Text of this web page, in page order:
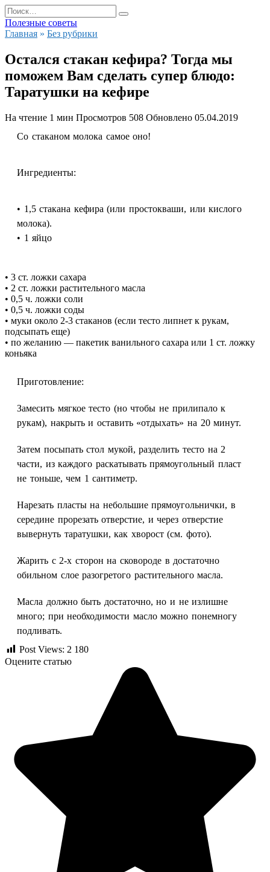
Перейти
к
содержанию
Search
for:
Полезные советы
Главная » Без рубрики
Остался стакан кефира? Тогда мы
поможем Вам сделать супер блюдо:
Таратушки на кефире
На чтение 1 мин Просмотров 508 Обновлено 05.04.2019
Со стаканом молока самое оно!
Ингредиенты:
• 1,5 стакана кефира (или простокваши, или кислого
молока).
• 1 яйцо
• 3 ст. ложки сахара
• 2 ст. ложки растительного масла
• 0,5 ч. ложки соли
• 0,5 ч. ложки соды
• муки около 2-3 стаканов (если тесто липнет к рукам,
подсыпать еще)
• по желанию — пакетик ванильного сахара или 1 ст. ложку
коньяка
Приготовление:
Замесить мягкое тесто (но чтобы не прилипало к
рукам), накрыть и оставить «отдыхать» на 20 минут.
Затем посыпать стол мукой, разделить тесто на 2
части, из каждого раскатывать прямоугольный пласт
не тоньше, чем 1 сантиметр.
Нарезать пласты на небольшие прямоугольнички, в
середине прорезать отверстие, и через отверстие
вывернуть таратушки, как хворост (см. фото).
Жарить с 2-х сторон на сковороде в достаточно
обильном слое разогретого растительного масла.
Масла должно быть достаточно, но и не излишне
много; при необходимости масло можно понемногу
подливать.
Post Views: 2 180
Оцените статью